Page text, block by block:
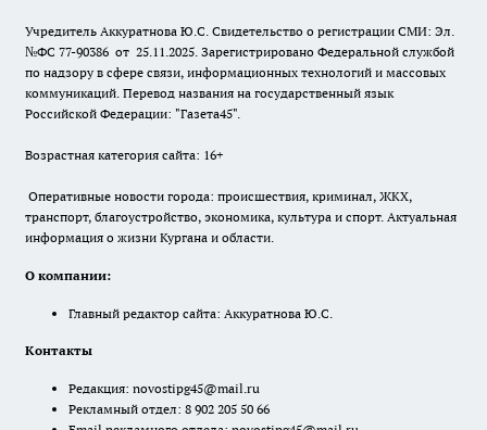
Учредитель Аккуратнова Ю.С. Свидетельство о регистрации СМИ: Эл.
№ФС 77-90386 от 25.11.2025. Зарегистрировано Федеральной службой
по надзору в сфере связи, информационных технологий и массовых
коммуникаций. Перевод названия на государственный язык
Российской Федерации: "Газета45".
Возрастная категория сайта: 16+
Оперативные новости города: происшествия, криминал, ЖКХ,
транспорт, благоустройство, экономика, культура и спорт. Актуальная
информация о жизни Кургана и области.
О компании:
Главный редактор сайта: Аккуратнова Ю.С.
Контакты
Редакция: novostipg45@mail.ru
Рекламный отдел: 8 902 205 50 66